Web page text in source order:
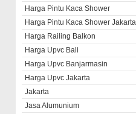
Harga Pintu Kaca Shower
Harga Pintu Kaca Shower Jakarta
Harga Railing Balkon
Harga Upvc Bali
Harga Upvc Banjarmasin
Harga Upvc Jakarta
Jakarta
Jasa Alumunium